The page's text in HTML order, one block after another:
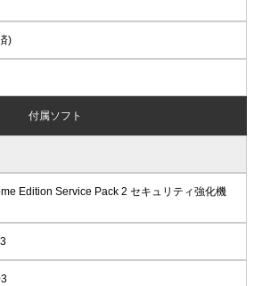
)
付属ソフト
Edition Service Pack 2 セキュリティ強化機